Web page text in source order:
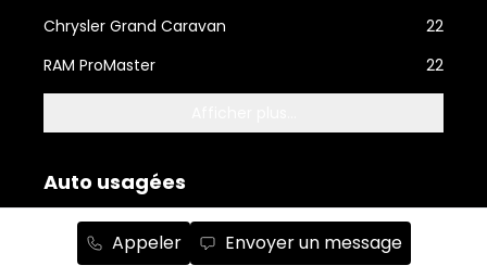
Appeler Envoyer un message
Chrysler Grand Caravan
22
RAM ProMaster
22
Auto usagées